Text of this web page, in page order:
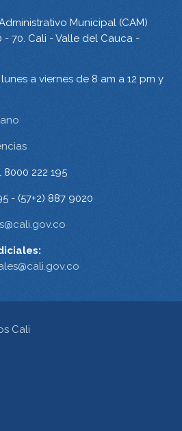
Municipal (CAM)
- 70. Cali - Valle del Cauca -
lunes a viernes de 8 am a 12 pm y
8000 222 195
- (57+2) 887 9020
Cali